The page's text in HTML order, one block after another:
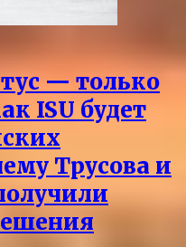
— только
ISU будет
Трусова и